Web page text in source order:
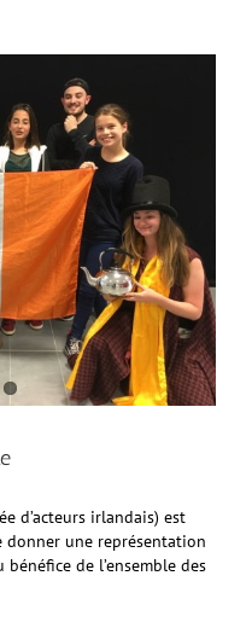
d’acteurs irlandais) est
une représentation
de l’ensemble des